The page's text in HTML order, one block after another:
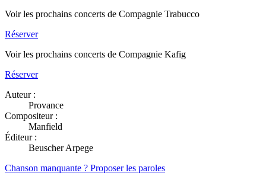
Voir les prochains concerts de Compagnie Trabucco
Réserver
Voir les prochains concerts de Compagnie Kafig
Réserver
Auteur :
Provance
Compositeur :
Manfield
Éditeur :
Beuscher Arpege
Chanson manquante ? Proposer les paroles